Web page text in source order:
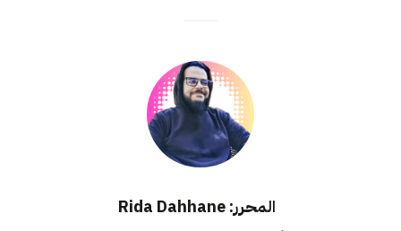
المحرر: Rida Dahhane